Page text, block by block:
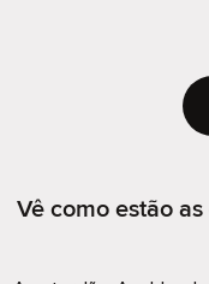
Vê como estão